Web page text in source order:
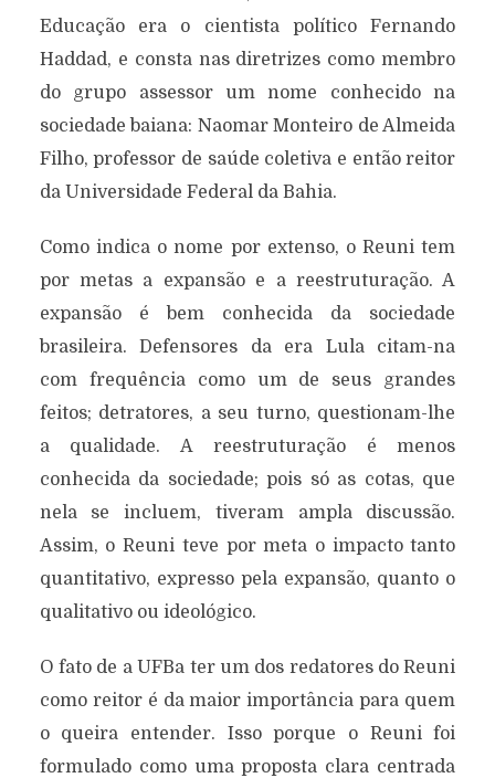
Educação era o cientista político Fernando
Haddad, e consta nas diretrizes como membro
do grupo assessor um nome conhecido na
sociedade baiana: Naomar Monteiro de Almeida
Filho, professor de saúde coletiva e então reitor
da Universidade Federal da Bahia.
Como indica o nome por extenso, o Reuni tem
por metas a expansão e a reestruturação. A
expansão é bem conhecida da sociedade
brasileira. Defensores da era Lula citam-na
com frequência como um de seus grandes
feitos; detratores, a seu turno, questionam-lhe
a qualidade. A reestruturação é menos
conhecida da sociedade; pois só as cotas, que
nela se incluem, tiveram ampla discussão.
Assim, o Reuni teve por meta o impacto tanto
quantitativo, expresso pela expansão, quanto o
qualitativo ou ideológico.
O fato de a UFBa ter um dos redatores do Reuni
como reitor é da maior importância para quem
o queira entender. Isso porque o Reuni foi
formulado como uma proposta clara centrada